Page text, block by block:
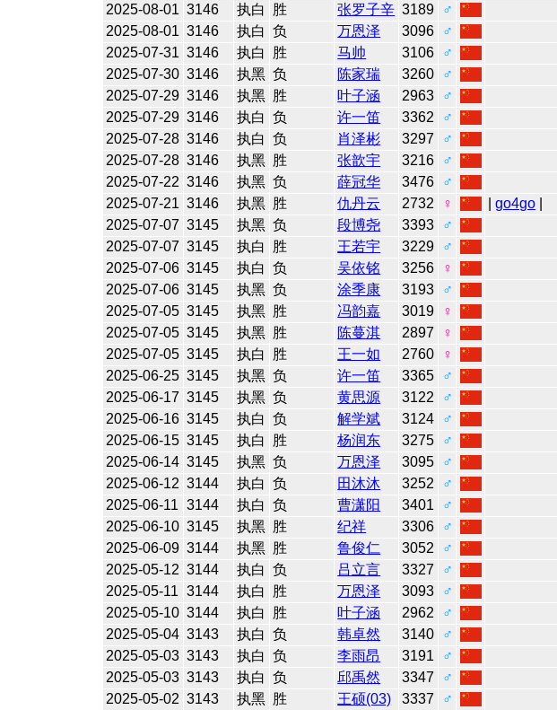
2025-08-01 3146 执白 胜 张罗子辛 3189
♂
2025-08-01 3146 执白 负 万恩泽 3096
♂
2025-07-31 3146 执白 胜 马帅 3106
♂
2025-07-30 3146 执黑 负 陈家瑞 3260
♂
2025-07-29 3146 执黑 胜 叶子涵 2963
♂
2025-07-29 3146 执白 负 许一笛 3362
♂
2025-07-28 3146 执白 负 肖泽彬 3297
♂
2025-07-28 3146 执黑 胜 张歆宇 3216
♂
2025-07-22 3146 执黑 负 薛冠华 3476
♂
2025-07-21 3146 执黑 胜 仇丹云 2732 ♀ |go4go
2025-07-07 3145 执黑 负 段博尧 3393
♂
2025-07-07 3145 执白 胜 王若宇 3229
♂
2025-07-06 3145 执白 负 吴依铭 3256
♀
2025-07-06 3145 执黑 负 涂季康 3193
♂
2025-07-05 3145 执黑 胜 冯韵嘉 3019
♀
2025-07-05 3145 执黑 胜 陈蔓淇 2897
♀
2025-07-05 3145 执白 胜 王一如 2760
♀
2025-06-25 3145 执黑 负 许一笛 3365
♂
2025-06-17 3145 执黑 负 黄思源 3122
♂
2025-06-16 3145 执白 负 解学斌 3124
♂
2025-06-15 3145 执白 胜 杨润东 3275
♂
2025-06-14 3145 执黑 负 万恩泽 3095
♂
2025-06-12 3144 执白 负 田沐沐 3252
♂
2025-06-11 3144 执白 负 曹潇阳 3401
♂
2025-06-10 3145 执黑 胜 纪祥 3306
♂
2025-06-09 3144 执黑 胜 鲁俊仁 3052
♂
2025-05-12 3144 执白 负 吕立言 3327
♂
2025-05-11 3144 执白 胜 万恩泽 3093
♂
2025-05-10 3144 执白 胜 叶子涵 2962
♂
2025-05-04 3143 执白 负 韩卓然 3140
♂
2025-05-03 3143 执白 负 李雨昂 3191
♂
2025-05-03 3143 执白 负 邱禹然 3347
♂
2025-05-02 3143 执黑 胜 王硕(03) 3337
♂